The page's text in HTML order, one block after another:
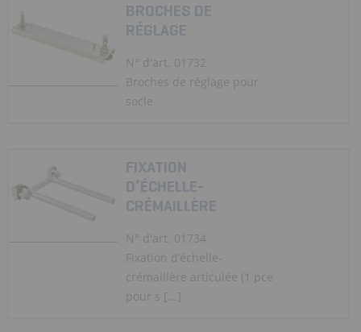
BROCHES DE
RÉGLAGE
N° d'art. 01732
Broches de réglage pour
socle
FIXATION
D’ÉCHELLE-
CRÉMAILLÈRE
N° d'art. 01734
Fixation d’échelle-
crémaillère articulée (1 pce
pour s [...]